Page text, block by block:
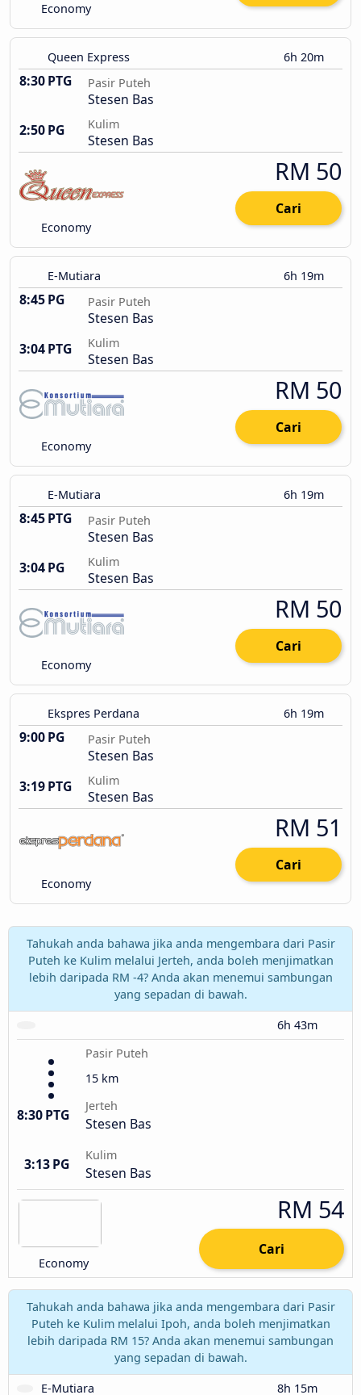
Economy
Queen Express 6h 20m
8:30 PTG Pasir Puteh
Stesen Bas
2:50 PG
Kulim
Stesen Bas
Economy
RM 50
Cari
E-Mutiara 6h 19m
8:45 PG Pasir Puteh
Stesen Bas
3:04 PTG
Kulim
Stesen Bas
Economy
RM 50
Cari
E-Mutiara 6h 19m
8:45 PTG Pasir Puteh
Stesen Bas
3:04 PG
Kulim
Stesen Bas
Economy
RM 50
Cari
Ekspres Perdana 6h 19m
9:00 PG Pasir Puteh
Stesen Bas
3:19 PTG
Kulim
Stesen Bas
Economy
RM 51
Cari
Tahukah anda bahawa jika anda mengembara dari Pasir
Puteh ke Kulim melalui Jerteh, anda boleh menjimatkan
lebih daripada RM -4? Anda akan menemui sambungan
yang sepadan di bawah.
6h 43m
Pasir Puteh
15 km
8:30 PTG
Jerteh
Stesen Bas
3:13 PG
Kulim
Stesen Bas
Economy
RM 54
Cari
Tahukah anda bahawa jika anda mengembara dari Pasir
Puteh ke Kulim melalui Ipoh, anda boleh menjimatkan
lebih daripada RM 15? Anda akan menemui sambungan
yang sepadan di bawah.
E-Mutiara
8h 15m